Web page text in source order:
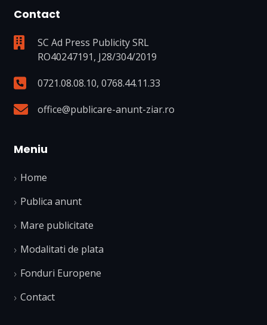
Contact
SC Ad Press Publicity SRL
RO40247191, J28/304/2019
0721.08.08.10, 0768.44.11.33
office@publicare-anunt-ziar.ro
Meniu
Home
Publica anunt
Mare publicitate
Modalitati de plata
Fonduri Europene
Contact